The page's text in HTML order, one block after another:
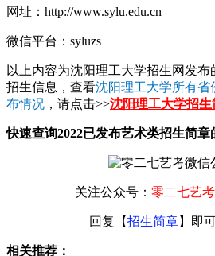
网址：http://www.sylu.edu.cn
微信平台：syluzs
以上内容为沈阳理工大学招生网发
招生信息，查看沈阳理工大学所有省
布情况 ，请点击>>沈阳理工大学招生
快速查询2022已发布艺术类招生简章
关注公众号： 零二七艺考
回复【招生简章】即
相关推荐：